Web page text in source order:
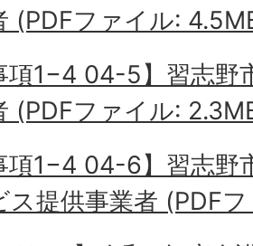
(PDFファイル:
項1−4 04-5】習志野
(PDFファイル:
項1−4 04-6】習志野
ス提供事業者 (PDF